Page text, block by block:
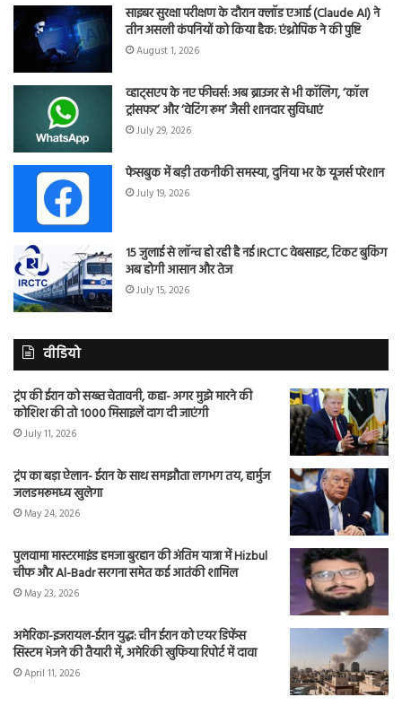
साइबर सुरक्षा परीक्षण के दौरान क्लॉड एआई (Claude AI) ने
तीन असली कंपनियों को किया हैक: एंथ्रोपिक ने की पुष्टि
August 1, 2026
व्हाट्सएप के नए फीचर्स: अब ब्राउजर से भी कॉलिंग, ‘कॉल
ट्रांसफर’ और ‘वेटिंग रूम’ जैसी शानदार सुविधाएं
July 29, 2026
फेसबुक में बड़ी तकनीकी समस्या, दुनिया भर के यूजर्स परेशान
July 19, 2026
15 जुलाई से लॉन्च हो रही है नई IRCTC वेबसाइट, टिकट बुकिंग
अब होगी आसान और तेज
July 15, 2026
वीडियो
ट्रंप की ईरान को सख्त चेतावनी, कहा- अगर मुझे मारने की
कोशिश की तो 1000 मिसाइलें दाग दी जाएंगी
July 11, 2026
ट्रंप का बड़ा ऐलान- ईरान के साथ समझौता लगभग तय, हार्मुज
जलडमरूमध्य खुलेगा
May 24, 2026
पुलवामा मास्टरमाइंड हमजा बुरहान की अंतिम यात्रा में Hizbul
चीफ और Al-Badr सरगना समेत कई आतंकी शामिल
May 23, 2026
अमेरिका-इजरायल-ईरान युद्ध: चीन ईरान को एयर डिफेंस
सिस्टम भेजने की तैयारी में, अमेरिकी खुफिया रिपोर्ट में दावा
April 11, 2026